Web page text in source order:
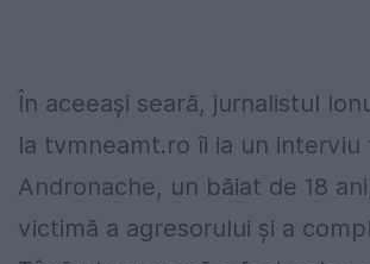
În aceeași seară, jurnalistul
la tvmneamt.ro îi ia un interviu
Andronache, un băiat de 18
victimă a agresorului și a